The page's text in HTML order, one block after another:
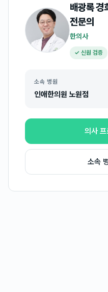
배광록 경
전문의
한의사
✓ 신원 검증
소속 병원
인애한의원 노원점
의사
소속